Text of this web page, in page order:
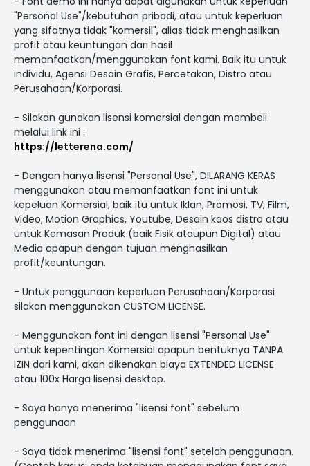
"Personal Use"/kebutuhan pribadi, atau untuk keperluan
yang sifatnya tidak "komersil", alias tidak menghasilkan
profit atau keuntungan dari hasil
memanfaatkan/menggunakan font kami. Baik itu untuk
individu, Agensi Desain Grafis, Percetakan, Distro atau
Perusahaan/Korporasi.
- Silakan gunakan lisensi komersial dengan membeli
melalui link ini :
https://letterena.com/
- Dengan hanya lisensi "Personal Use", DILARANG KERAS
menggunakan atau memanfaatkan font ini untuk
kepeluan Komersial, baik itu untuk Iklan, Promosi, TV, Film,
Video, Motion Graphics, Youtube, Desain kaos distro atau
untuk Kemasan Produk (baik Fisik ataupun Digital) atau
Media apapun dengan tujuan menghasilkan
profit/keuntungan.
- Untuk penggunaan keperluan Perusahaan/Korporasi
silakan menggunakan CUSTOM LICENSE.
- Menggunakan font ini dengan lisensi "Personal Use"
untuk kepentingan Komersial apapun bentuknya TANPA
IZIN dari kami, akan dikenakan biaya EXTENDED LICENSE
atau 100x Harga lisensi desktop.
- Saya hanya menerima "lisensi font" sebelum
penggunaan
- Saya tidak menerima "lisensi font" setelah penggunaan.